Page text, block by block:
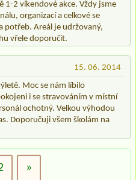
1-2 víkendové akce. Vždy jsme
organizací a celkové se
potřeb. Areál je udržovaný,
vřele doporučit.
15. 06. 2014
Moc se nám líbilo
i se stravováním v místní
ochotný. Velkou výhodou
Doporučuji všem školám na
»